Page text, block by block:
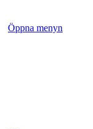
Öppna menyn